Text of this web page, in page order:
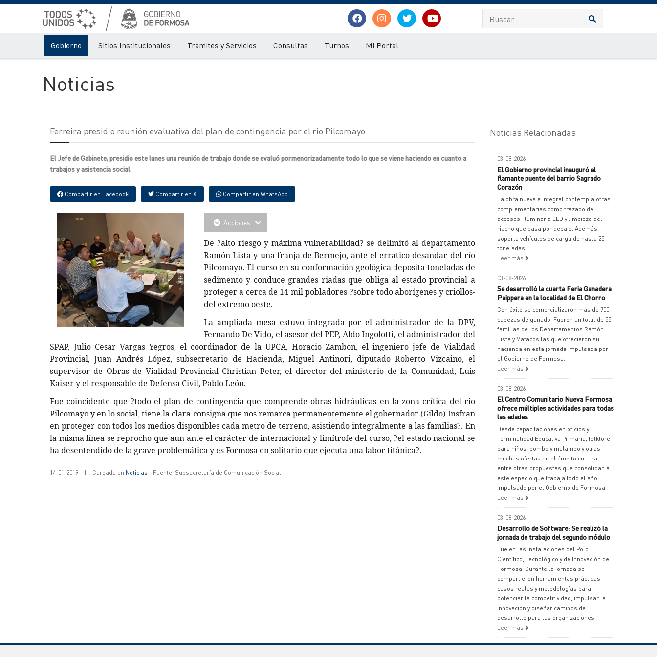
Gobierno Sitios Institucionales Trámites y Servicios Consultas Turnos Mi Portal
Noticias
Ferreira presidio reunión evaluativa del plan de contingencia por el rio Pilcomayo
El Jefe de Gabinete, presidio este lunes una reunión de trabajo donde se evaluó pormenorizadamente todo lo que se viene haciendo en cuanto a
trabajos y asistencia social.
Compartir en Facebook Compartir en X Compartir en WhatsApp
Acciones
De ?alto riesgo y máxima vulnerabilidad? se delimitó al departamento
Ramón Lista y una franja de Bermejo, ante el erratico desandar del río
Pilcomayo. El curso en su conformación geológica deposita toneladas de
sedimento y conduce grandes riadas que obliga al estado provincial a
proteger a cerca de 14 mil pobladores ?sobre todo aborígenes y criollos-
del extremo oeste.
La ampliada mesa estuvo integrada por el administrador de la DPV,
Fernando De Vido, el asesor del PEP, Aldo Ingolotti, el administrador del
SPAP, Julio Cesar Vargas Yegros, el coordinador de la UPCA, Horacio Zambon, el ingeniero jefe de Vialidad
Provincial, Juan Andrés López, subsecretario de Hacienda, Miguel Antinori, diputado Roberto Vizcaino, el
supervisor de Obras de Vialidad Provincial Christian Peter, el director del ministerio de la Comunidad, Luis
Kaiser y el responsable de Defensa Civil, Pablo León.
Fue coincidente que ?todo el plan de contingencia que comprende obras hidráulicas en la zona crítica del rio
Pilcomayo y en lo social, tiene la clara consigna que nos remarca permanentemente el gobernador (Gildo) Insfran
en proteger con todos los medios disponibles cada metro de terreno, asistiendo integralmente a las familias?. En
la misma línea se reprocho que aun ante el carácter de internacional y limítrofe del curso, ?el estado nacional se
ha desentendido de la grave problemática y es Formosa en solitario que ejecuta una labor titánica?.
14-01-2019 | Cargada en Noticias - Fuente: Subsecretaría de Comunicación Social
Noticias Relacionadas
03-08-2026
El Gobierno provincial inauguró el
flamante puente del barrio Sagrado
Corazón
La obra nueva e integral contempla otras
complementarias como trazado de
accesos, iluminaria LED y limpieza del
riacho que pasa por debajo. Además,
soporta vehículos de carga de hasta 25
toneladas.
Leer más
03-08-2026
Se desarrolló la cuarta Feria Ganadera
Paippera en la localidad de El Chorro
Con éxito se comercializaron más de 700
cabezas de ganado. Fueron un total de 55
familias de los Departamentos Ramón
Lista y Matacos las que ofrecieron su
hacienda en esta jornada impulsada por
el Gobierno de Formosa.
Leer más
03-08-2026
El Centro Comunitario Nueva Formosa
ofrece múltiples actividades para todas
las edades
Desde capacitaciones en oficios y
Terminalidad Educativa Primaria, folklore
para niños, bombo y malambo y otras
muchas ofertas en el ámbito cultural,
entre otras propuestas que consolidan a
este espacio que trabaja todo el año
impulsado por el Gobierno de Formosa.
Leer más
03-08-2026
Desarrollo de Software: Se realizó la
jornada de trabajo del segundo módulo
Fue en las instalaciones del Polo
Científico, Tecnológico y de Innovación de
Formosa. Durante la jornada se
compartieron herramientas prácticas,
casos reales y metodologías para
potenciar la competitividad, impulsar la
innovación y diseñar caminos de
desarrollo para las organizaciones.
Leer más